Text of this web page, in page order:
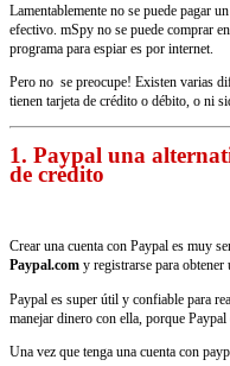
Lamentablemente no se puede pagar
efectivo. mSpy no se puede comprar
programa para espiar es por internet.
Pero no se preocupe! Existen varias
tienen tarjeta de crédito o débito, o ni
1. Paypal una
de crédito
Crear una cuenta con Paypal es muy
Paypal.com y registrarse para obtener
Paypal es super útil y confiable para
manejar dinero con ella, porque
Una vez que tenga una cuenta con